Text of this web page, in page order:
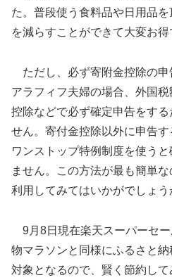
た。普段使う食料品や日用品
を減らすことができて大変お得
ただし、必ず寄附金控除の申
アラフィフ夫婦の場合、外国
控除などで必ず確定申告をす
せん。寄付金控除以外に申告す
ワンストップ特例制度を使う
ません。この方法が最も簡単
利用してみてはいかがでしょう
9月8日現在楽天スーパーセ
物マラソンと同様にふるさと
対象となるので、賢く節約し